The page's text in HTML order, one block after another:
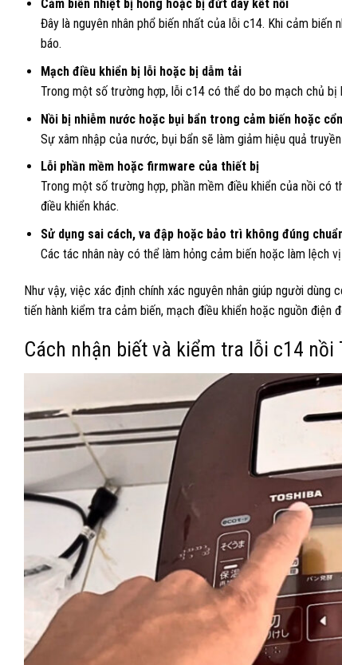
Cảm biến nhiệt bị hỏng hoặc bị đứt dây kết nối
Đây là nguyên nhân phổ biến nhất của lỗi c14. Khi cảm
báo.
Mạch điều khiển bị lỗi hoặc bị dẫm tải
Trong một số trường hợp, lỗi c14 có thể do bo mạch chủ bị
Nồi bị nhiễm nước hoặc bụi bẩn trong cảm biến hoặc
Sự xâm nhập của nước, bụi bẩn sẽ làm giảm hiệu quả
Lỗi phần mềm hoặc firmware của thiết bị
Trong một số trường hợp, phần mềm điều khiển của nồi
điều khiển khác.
Sử dụng sai cách, va đập hoặc bảo trì không đúng
Các tác nhân này có thể làm hỏng cảm biến hoặc làm lệch
Như vậy, việc xác định chính xác nguyên nhân giúp người
tiến hành kiểm tra cảm biến, mạch điều khiển hoặc nguồn điện
Cách nhận biết và kiểm tra lỗi c14